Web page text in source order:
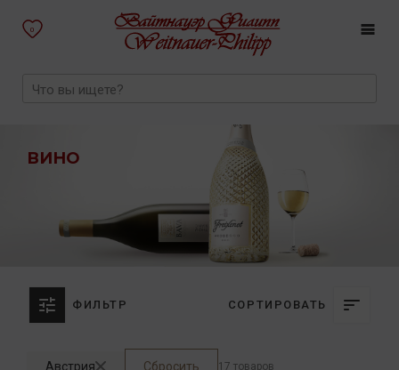
0
ВИНО
ФИЛЬТР СОРТИРОВАТЬ
Австрия Сбросить 17 товаров